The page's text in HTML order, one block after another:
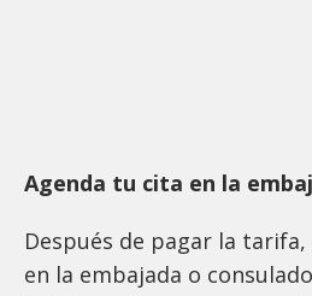
Agenda tu cita en la
Después de pagar la
en la embajada o